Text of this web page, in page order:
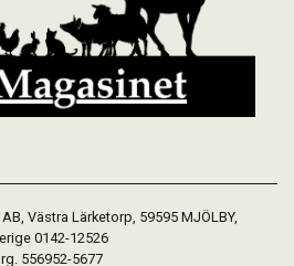
Västra Lärketorp, 59595 MJÖLBY,
0142-12526
556952-5677